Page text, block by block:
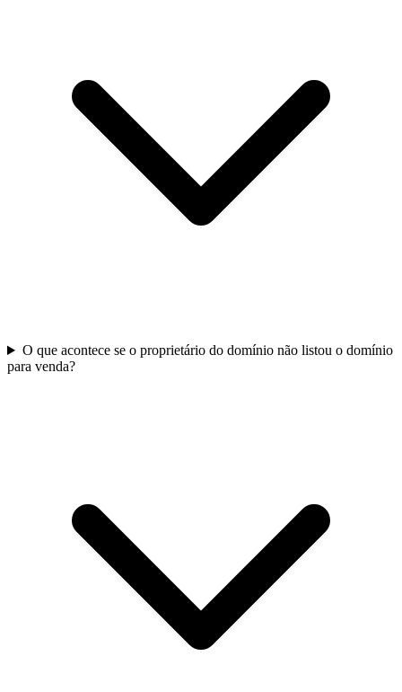
O que acontece se o proprietário do domínio não listou o domínio
para venda?